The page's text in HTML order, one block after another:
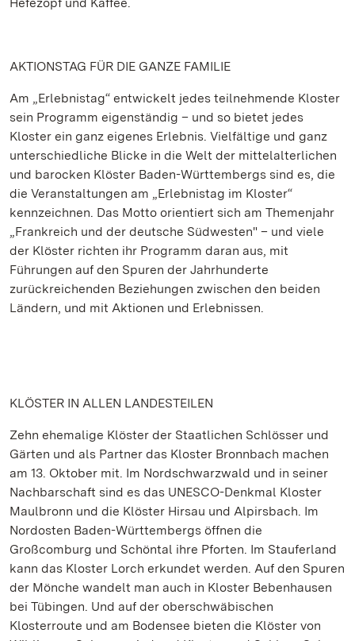
AKTIONSTAG FÜR DIE GANZE FAMILIE
Am „Erlebnistag“ entwickelt jedes teilnehmende Kloster
sein Programm eigenständig – und so bietet jedes
Kloster ein ganz eigenes Erlebnis. Vielfältige und ganz
unterschiedliche Blicke in die Welt der mittelalterlichen
und barocken Klöster Baden-Württembergs sind es, die
die Veranstaltungen am „Erlebnistag im Kloster“
kennzeichnen. Das Motto orientiert sich am Themenjahr
„Frankreich und der deutsche Südwesten" – und viele
der Klöster richten ihr Programm daran aus, mit
Führungen auf den Spuren der Jahrhunderte
zurückreichenden Beziehungen zwischen den beiden
Ländern, und mit Aktionen und Erlebnissen.
KLÖSTER IN ALLEN LANDESTEILEN
Zehn ehemalige Klöster der Staatlichen Schlösser und
Gärten und als Partner das Kloster Bronnbach machen
am 13. Oktober mit. Im Nordschwarzwald und in seiner
Nachbarschaft sind es das UNESCO-Denkmal Kloster
Maulbronn und die Klöster Hirsau und Alpirsbach. Im
Nordosten Baden-Württembergs öffnen die
Großcomburg und Schöntal ihre Pforten. Im Stauferland
kann das Kloster Lorch erkundet werden. Auf den Spuren
der Mönche wandelt man auch in Kloster Bebenhausen
bei Tübingen. Und auf der oberschwäbischen
Klosterroute und am Bodensee bieten die Klöster von